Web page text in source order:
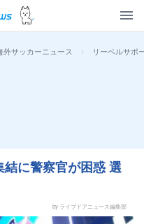
外サッカーニュース > リーベルサポ
結に警察官が困惑 選
by ライブドアニュース編集部